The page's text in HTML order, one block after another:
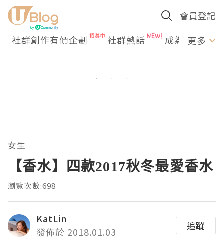
會員登記
社群創作有價企劃 社群熱話 成為U更多
女生
【香水】四款2017秋冬最愛香水
瀏覽次數:698
KatLin
發佈於 2018.01.03
追蹤